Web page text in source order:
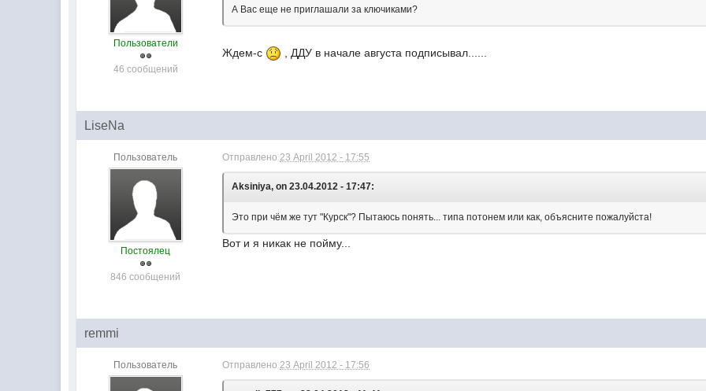
Пользователи
46 сообщений
А Вас еще не приглашали за ключиками?
Ждем-с , ДДУ в начале августа подписывал......
LiseNa
Пользователь
Постоялец
846 сообщений
Отправлено23 April 2012 - 17:55
Aksiniya, on 23.04.2012 - 17:47:
Это при чём же тут "Курск"? Пытаюсь понять... типа потонем или как, объясните пожалуйста!
Вот и я никак не пойму...
remmi
Пользователь Отправлено23 April 2012 - 17:56